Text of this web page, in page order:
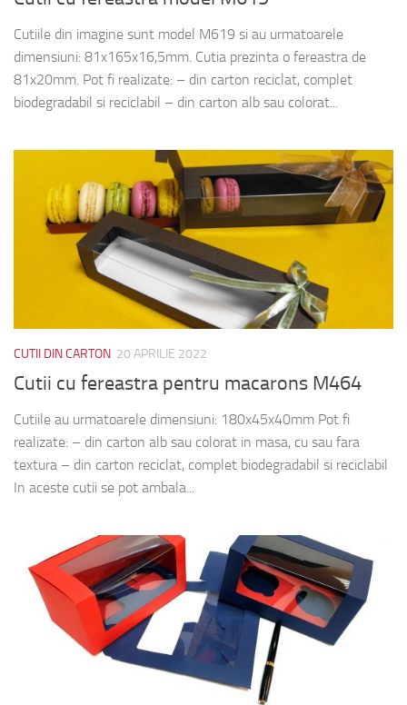
Cutiile din imagine sunt model M619 si au urmatoarele
dimensiuni: 81x165x16,5mm. Cutia prezinta o fereastra de
81x20mm. Pot fi realizate: – din carton reciclat, complet
biodegradabil si reciclabil – din carton alb sau colorat...
CUTII DIN CARTON 20 APRILIE 2022
Cutii cu fereastra pentru macarons M464
Cutiile au urmatoarele dimensiuni: 180x45x40mm Pot fi
realizate: – din carton alb sau colorat in masa, cu sau fara
textura – din carton reciclat, complet biodegradabil si reciclabil
In aceste cutii se pot ambala...